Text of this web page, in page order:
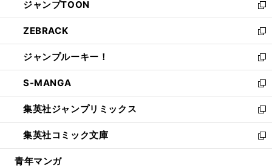
く
で
開
く
ド
ウ
で
開
く
ィ
ン
ド
ウ
で
開
く
い
ウ
ィ
ン
ド
ウ
で
開
く
ジャンプTOON
新
し
い
ウ
ィ
ン
ド
ウ
で
開
く
ZEBRACK
新
し
い
ウ
ィ
ン
ド
ウ
で
開
ジャンプルーキー！
新
し
い
ウ
ィ
ン
ド
ウ
S-MANGA
新
し
い
ウ
ィ
ン
集英社ジャンプリミックス
新
し
い
ウ
集英社コミック文庫
新
し
青年マンガ